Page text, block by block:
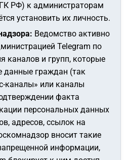
РФ) к администраторам
установить их личность.
Ведомство активно
Telegram по
каналов и групп, которые
данные граждан (так
каналы» или каналы
факта
персональных данных
адресов, ссылок на
вносит такие
информации,